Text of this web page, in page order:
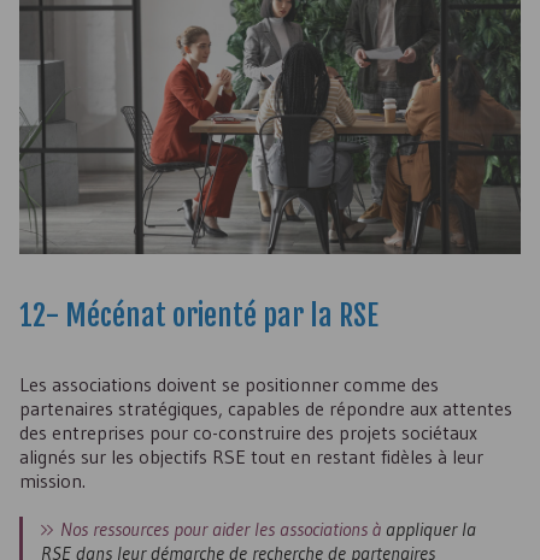
12- Mécénat orienté par la RSE
Les associations doivent se positionner comme des
partenaires stratégiques, capables de répondre aux attentes
des entreprises pour co-construire des projets sociétaux
alignés sur les objectifs RSE tout en restant fidèles à leur
mission.
Nos ressources pour aider les associations à appliquer la
RSE dans leur démarche de recherche de partenaires